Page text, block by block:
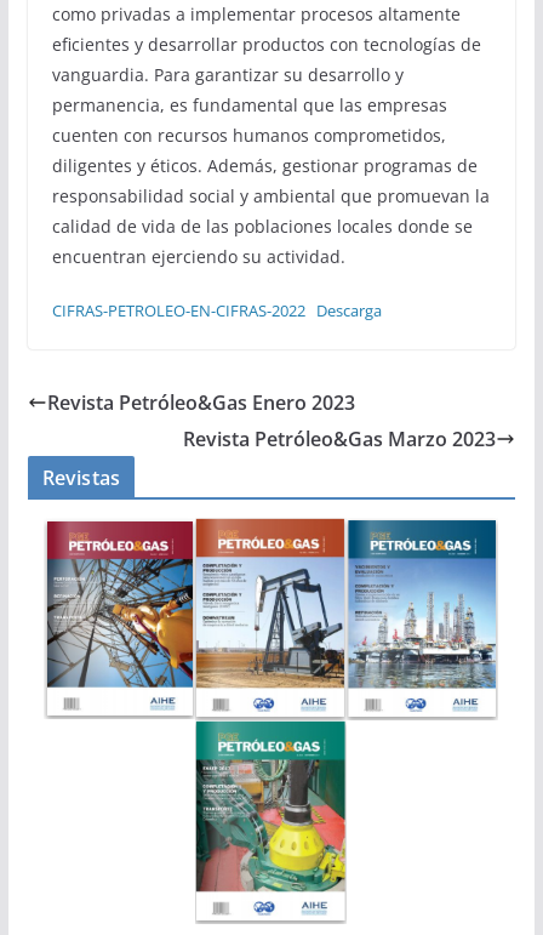
como privadas a implementar procesos altamente
eficientes y desarrollar productos con tecnologías de
vanguardia. Para garantizar su desarrollo y
permanencia, es fundamental que las empresas
cuenten con recursos humanos comprometidos,
diligentes y éticos. Además, gestionar programas de
responsabilidad social y ambiental que promuevan la
calidad de vida de las poblaciones locales donde se
encuentran ejerciendo su actividad.
CIFRAS-PETROLEO-EN-CIFRAS-2022 Descarga
Revista Petróleo&Gas Enero 2023
Revista Petróleo&Gas Marzo 2023
Revistas